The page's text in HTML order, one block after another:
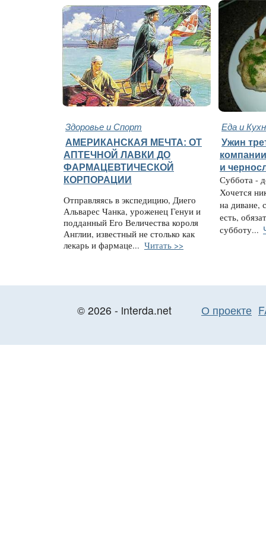
Здоровье и Спорт Еда и
АМЕРИКАНСКАЯ МЕЧТА: ОТ
АПТЕЧНОЙ ЛАВКИ ДО
ФАРМАЦЕВТИЧЕСКОЙ
КОРПОРАЦИИ
Отправляясь в экспедицию, Диего
Альварес Чанка, уроженец Генуи и
подданный Его Величества короля
Англии, известный не столько как
лекарь и фармаце... Читать >>
Ужин
и
Суббота -
Хочется
на диване,
есть,
субботу...
© 2026 - interda.net О проекте